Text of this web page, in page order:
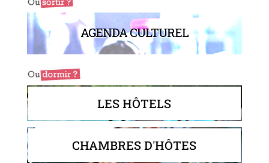
AGENDA CULTUREL
LES HÔTELS
CHAMBRES D'HÔTES